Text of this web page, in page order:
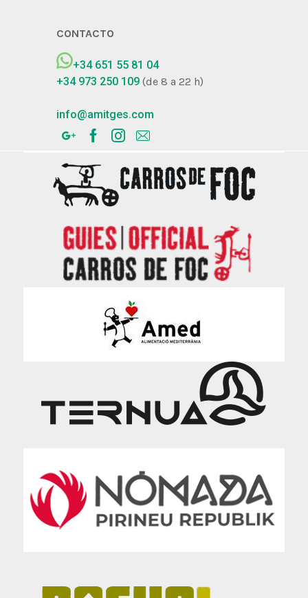
CONTACTO
+34 651 55 81 04
+34 973 250 109(de 8 a 22 h)
info@amitges.com